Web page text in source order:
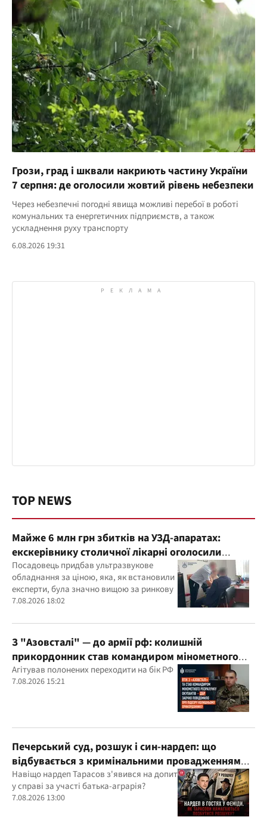
Грози, град і шквали накриють частину України
7 серпня: де оголосили жовтий рівень небезпеки
Через небезпечні погодні явища можливі перебої в роботі
комунальних та енергетичних підприємств, а також
ускладнення руху транспорту
6.08.2026 19:31
TOP NEWS
Майже 6 млн грн збитків на УЗД-апаратах:
екскерівнику столичної лікарні оголосили
підозру
Посадовець придбав ультразвукове
обладнання за ціною, яка, як встановили
експерти, була значно вищою за ринкову
7.08.2026 18:02
З "Азовсталі" — до армії рф: колишній
прикордонник став командиром мінометного
розрахунку окупантів
Агітував полонених переходити на бік РФ
7.08.2026 15:21
Печерський суд, розшук і син-нардеп: що
відбувається з кримінальними провадженнями
за участі агробарона Тарасова?
Навіщо нардеп Тарасов з'явився на допит
у справі за участі батька-аграрія?
7.08.2026 13:00